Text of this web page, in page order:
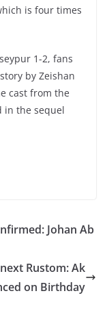
is four times
1-2, fans
by Zeishan
cast from the
in the sequel
Johan Ab
Rustom: Ak
on Birthday